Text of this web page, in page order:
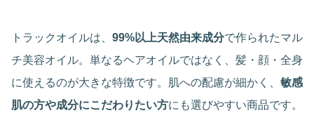
トラックオイルは、 99%以上天然由来成分で作られたマル
チ美容オイル。単なるヘアオイルではなく、髪・顔・全身
に使えるのが大きな特徴です。肌への配慮が細かく、 敏感
肌の方や成分にこだわりたい方にも選びやすい商品です。